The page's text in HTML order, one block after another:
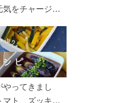
気をチャージ！
飛ばしましょ
やってきまし
ト、ズッキー